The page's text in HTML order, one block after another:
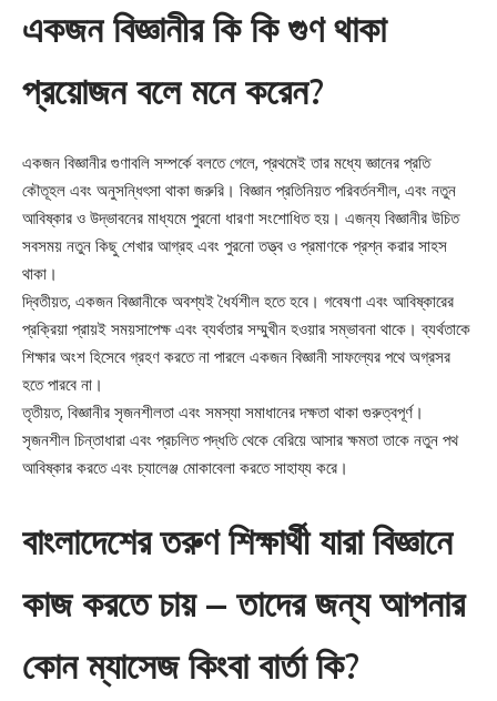
একজন বিজ্ঞানীর কি কি গুণ থাকা
প্রয়োজন বলে মনে করেন?
একজন বিজ্ঞানীর গুণাবলি সম্পর্কে বলতে গেলে, প্রথমেই তার মধ্যে জ্ঞানের প্রতি
কৌতূহল এবং অনুসন্ধিৎসা থাকা জরুরি। বিজ্ঞান প্রতিনিয়ত পরিবর্তনশীল, এবং নতুন
আবিষ্কার ও উদ্ভাবনের মাধ্যমে পুরনো ধারণা সংশোধিত হয়। এজন্য বিজ্ঞানীর উচিত
সবসময় নতুন কিছু শেখার আগ্রহ এবং পুরনো তত্ত্ব ও প্রমাণকে প্রশ্ন করার সাহস
থাকা।
দ্বিতীয়ত, একজন বিজ্ঞানীকে অবশ্যই ধৈর্যশীল হতে হবে। গবেষণা এবং আবিষ্কারের
প্রক্রিয়া প্রায়ই সময়সাপেক্ষ এবং ব্যর্থতার সম্মুখীন হওয়ার সম্ভাবনা থাকে। ব্যর্থতাকে
শিক্ষার অংশ হিসেবে গ্রহণ করতে না পারলে একজন বিজ্ঞানী সাফল্যের পথে অগ্রসর
হতে পারবে না।
তৃতীয়ত, বিজ্ঞানীর সৃজনশীলতা এবং সমস্যা সমাধানের দক্ষতা থাকা গুরুত্বপূর্ণ।
সৃজনশীল চিন্তাধারা এবং প্রচলিত পদ্ধতি থেকে বেরিয়ে আসার ক্ষমতা তাকে নতুন পথ
আবিষ্কার করতে এবং চ্যালেঞ্জ মোকাবেলা করতে সাহায্য করে।
বাংলাদেশের তরুণ শিক্ষার্থী যারা বিজ্ঞানে
কাজ করতে চায় – তাদের জন্য আপনার
কোন ম্যাসেজ কিংবা বার্তা কি?